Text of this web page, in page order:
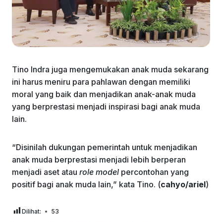
Tino Indra juga mengemukakan anak muda sekarang
ini harus meniru para pahlawan dengan memiliki
moral yang baik dan menjadikan anak-anak muda
yang berprestasi menjadi inspirasi bagi anak muda
lain.
“Disinilah dukungan pemerintah untuk menjadikan
anak muda berprestasi menjadi lebih berperan
menjadi aset atau role model percontohan yang
positif bagi anak muda lain,” kata Tino. (cahyo/ariel)
Dilihat: 53